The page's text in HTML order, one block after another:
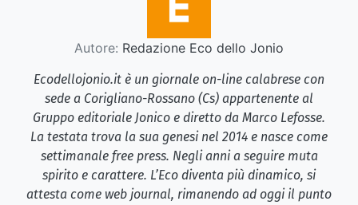
Autore: Redazione Eco dello Jonio
Ecodellojonio.it è un giornale on-line calabrese con
sede a Corigliano-Rossano (Cs) appartenente al
Gruppo editoriale Jonico e diretto da Marco Lefosse.
La testata trova la sua genesi nel 2014 e nasce come
settimanale free press. Negli anni a seguire muta
spirito e carattere. L’Eco diventa più dinamico, si
attesta come web journal, rimanendo ad oggi il punto